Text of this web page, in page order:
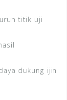
titik uji
dukung ijin